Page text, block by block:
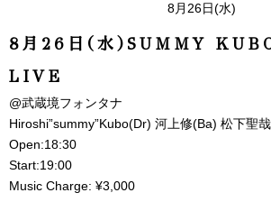
8月26日(水)
8月26日(水)SUMMY
LIVE
@武蔵境フォンタナ
Hiroshi”summy”Kubo(Dr) 河上修(Ba) 松下聖
Open:18:30
Start:19:00
Music Charge: ¥3,000